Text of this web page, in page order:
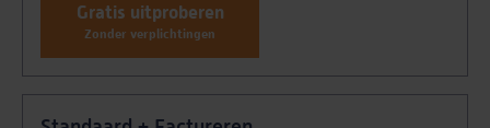
Gratis uitproberen
Zonder verplichtingen